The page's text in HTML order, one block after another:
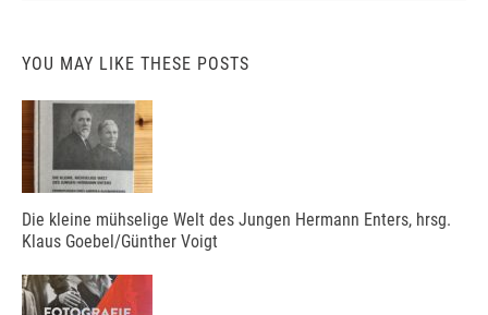
YOU MAY LIKE THESE POSTS
Die kleine mühselige Welt des Jungen Hermann Enters, hrsg.
Klaus Goebel/Günther Voigt